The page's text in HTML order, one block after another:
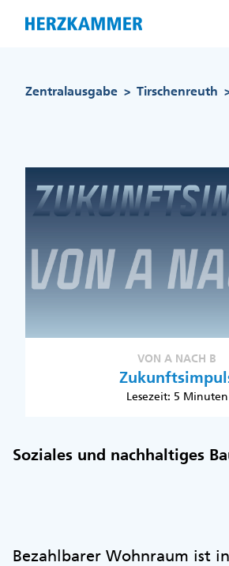
Zentralausgabe > Tirschenreuth
VON A NACH B
Lesezeit: 5 Minuten
Soziales und nachhaltiges
Bezahlbarer Wohnraum ist